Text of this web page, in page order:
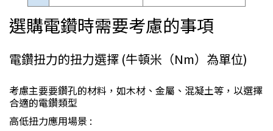
選購電鑽時需要考慮的事項
電鑽扭力的扭力選擇 (牛頓米（Nm）為單位)
考慮主要要鑽孔的材料，如木材、金屬、混凝土等，以選擇
合適的電鑽類型
高低扭力應用場景 :